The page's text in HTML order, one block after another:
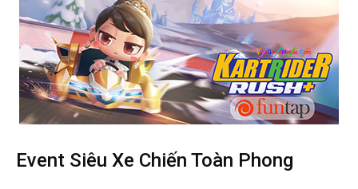
Event Siêu Xe Chiến Toàn Phong